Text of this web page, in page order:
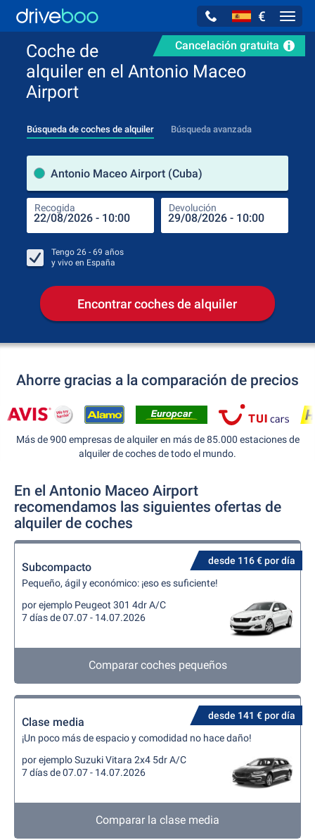
€
Cancelación gratuita
Coche de
alquiler en el Antonio Maceo
Airport
Búsqueda de coches de alquiler Búsqueda avanzada
Antonio Maceo Airport (Cuba)
Recogida Devolución
Tengo 26 - 69 años
y vivo en España
Encontrar coches de alquiler
Ahorre gracias a la comparación de precios
Más de 900 empresas de alquiler en más de 85.000 estaciones de
alquiler de coches de todo el mundo.
En el Antonio Maceo Airport
recomendamos las siguientes ofertas de
alquiler de coches
desde 116 € por día
Subcompacto
Pequeño, ágil y económico: ¡eso es suficiente!
por ejemplo Peugeot 301 4dr A/C
7 días de 07.07 - 14.07.2026
Comparar coches pequeños
desde 141 € por día
Clase media
¡Un poco más de espacio y comodidad no hace daño!
por ejemplo Suzuki Vitara 2x4 5dr A/C
7 días de 07.07 - 14.07.2026
Comparar la clase media